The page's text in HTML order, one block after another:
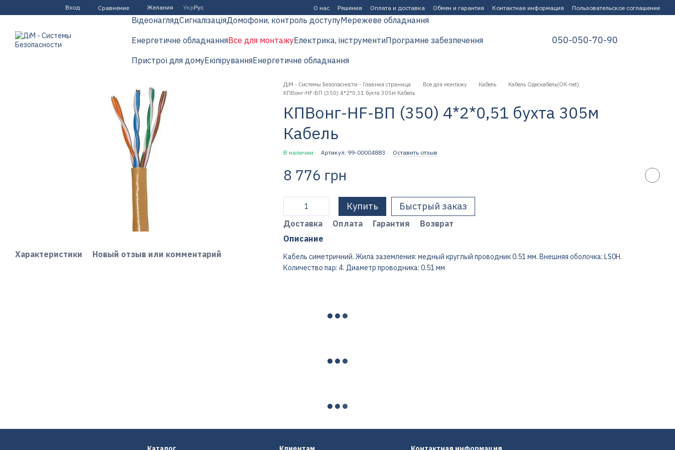
Перейти к основному контенту
Вход Сравнение Желания УкрРус О нас Решения Оплата и доставка Обмен и гарантия Контактная информация Пользовательское соглашение
ВідеонаглядСигналізаціяДомофони, контроль доступуМережеве обладнання
Енергетичне обладнанняВсе для монтажуЕлектрика, інструментиПрограмне забезпечення
Пристрої для домуЕкіпіруванняЕнергетичне обладнання
050-050-70-90
Характеристики Новый отзыв или комментарий
ДіМ - Системы Безопасности - Главная страница Все для монтажу Кабель
Кабель Одескабель(ОК-net)
КПВонг-HF-ВП (350) 4*2*0,51 бухта 305м Кабель
КПВонг-HF-ВП (350) 4*2*0,51 бухта 305м
Кабель
В наличии Артикул: 99-00004883 Оставить отзыв
8 776 грн
Купить Быстрый заказ
Доставка Оплата Гарантия
Возврат
Описание
Кабель симетричний. Жила заземления: медный круглый проводник 0.51 мм. Внешняя оболочка: LS0H.
Количество пар: 4. Диаметр проводника: 0.51 мм